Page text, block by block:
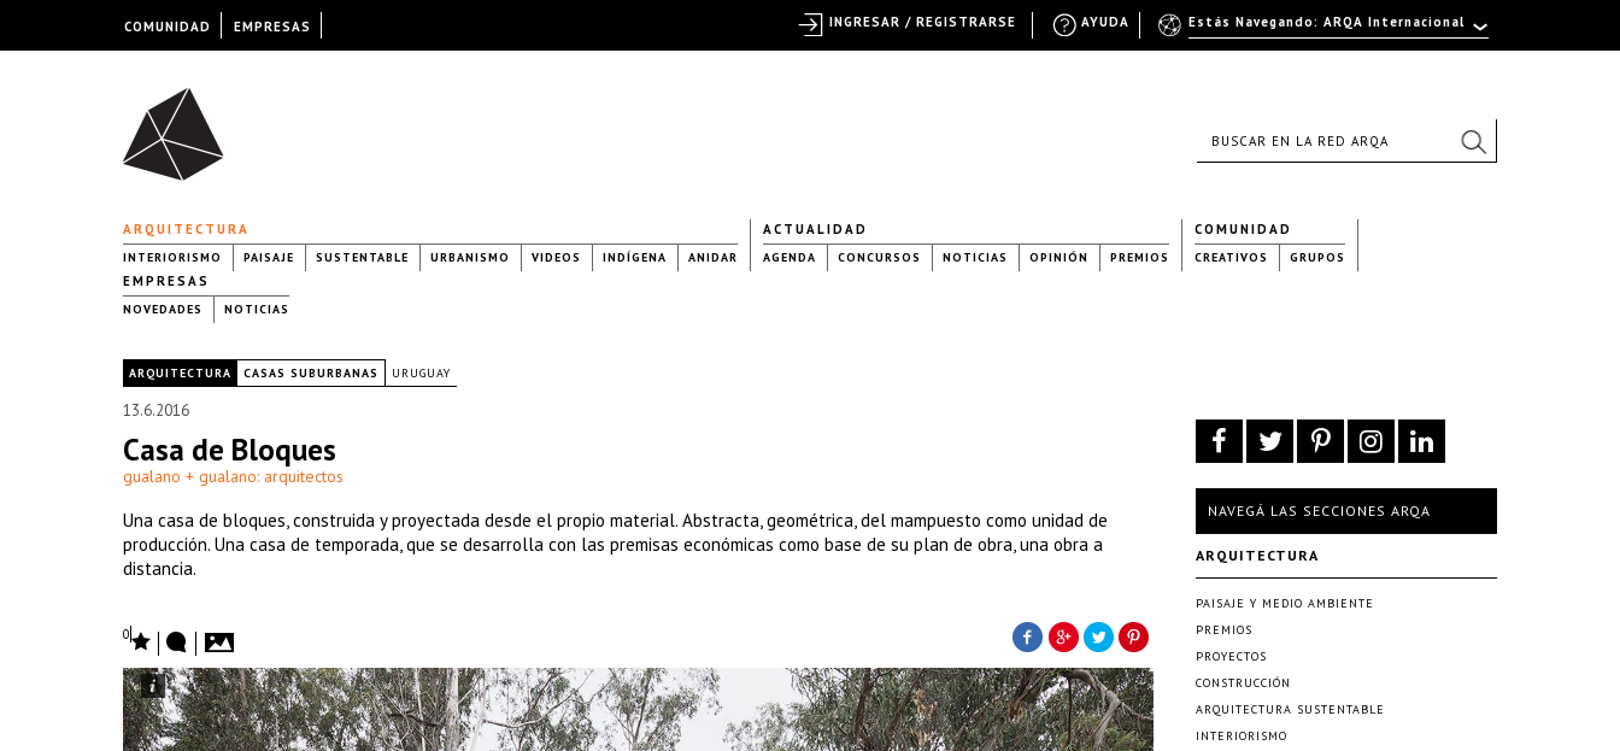
ARQUITECTURA
INTERIORISMO PAISAJE SUSTENTABLE URBANISMO VIDEOS INDÍGENA ANIDAR
ACTUALIDAD
AGENDA CONCURSOS NOTICIAS OPINIÓN PREMIOS
COMUNIDAD
CREATIVOS GRUPOS
EMPRESAS
NOVEDADES NOTICIAS
ARQUITECTURA CASAS SUBURBANAS URUGUAY
13.6.2016
Casa de Bloques
gualano + gualano: arquitectos
Una casa de bloques, construida y proyectada desde el propio material. Abstracta, geométrica, del mampuesto como unidad de
producción. Una casa de temporada, que se desarrolla con las premisas económicas como base de su plan de obra, una obra a
distancia.
0
NAVEGÁ LAS SECCIONES ARQA
ARQUITECTURA
PAISAJE Y MEDIO AMBIENTE
PREMIOS
PROYECTOS
CONSTRUCCIÓN
ARQUITECTURA SUSTENTABLE
INTERIORISMO
COMUNIDAD EMPRESAS Estás Navegando: ARQA Internacional
AYUDA
INGRESAR / REGISTRARSE